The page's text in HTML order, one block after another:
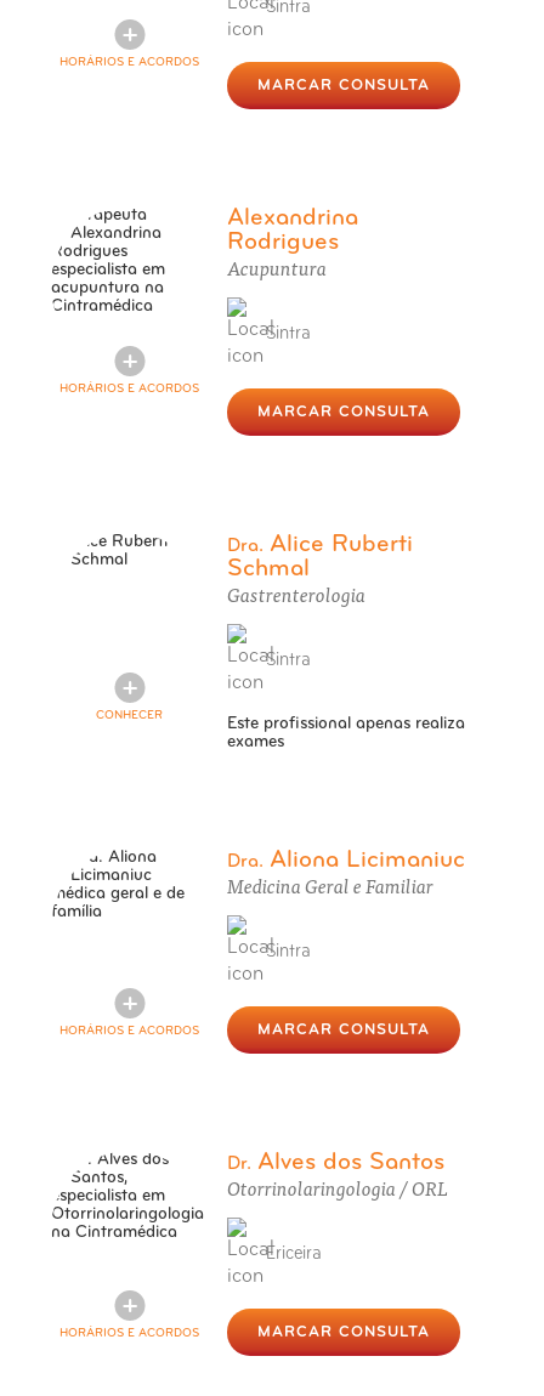
HORÁRIOS E ACORDOS
Sintra
MARCAR CONSULTA
HORÁRIOS E ACORDOS
Alexandrina
Rodrigues
Acupuntura
Sintra
MARCAR CONSULTA
CONHECER
Dra. Alice Ruberti
Schmal
Gastrenterologia
Sintra
Este profissional apenas realiza
exames
HORÁRIOS E ACORDOS
Dra. Aliona Licimaniuc
Medicina Geral e Familiar
Sintra
MARCAR CONSULTA
HORÁRIOS E ACORDOS
Dr. Alves dos Santos
Otorrinolaringologia / ORL
Ericeira
MARCAR CONSULTA